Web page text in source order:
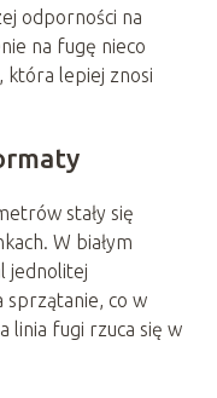
odporności na
na fugę nieco
która lepiej znosi
stały się
W białym
jednolitej
sprzątanie, co w
linia fugi rzuca się w